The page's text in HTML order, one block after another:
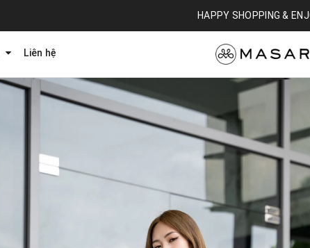
HAPPY SHOPPING &
Liên hệ